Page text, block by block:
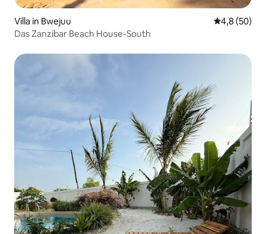
Villa in Bwejuu
4,8 (50)
Das Zanzibar Beach House-South